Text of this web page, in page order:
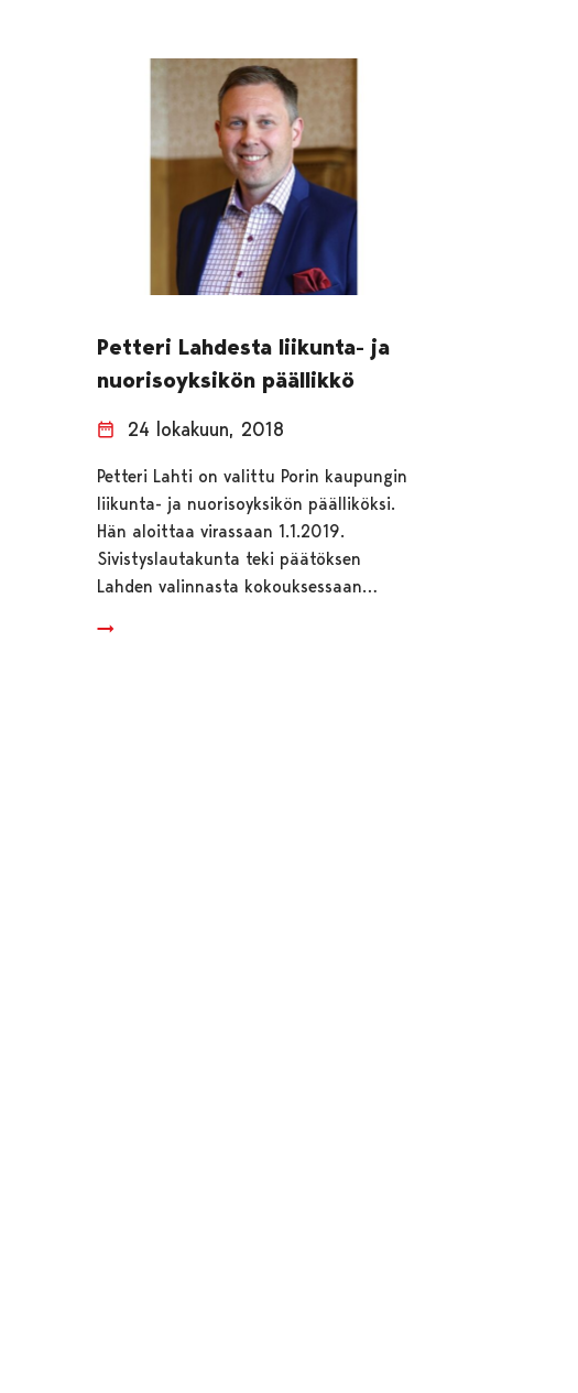
Petteri Lahdesta liikunta- ja
nuorisoyksikön päällikkö
24 lokakuun, 2018
Petteri Lahti on valittu Porin kaupungin
liikunta- ja nuorisoyksikön päälliköksi.
Hän aloittaa virassaan 1.1.2019.
Sivistyslautakunta teki päätöksen
Lahden valinnasta kokouksessaan…